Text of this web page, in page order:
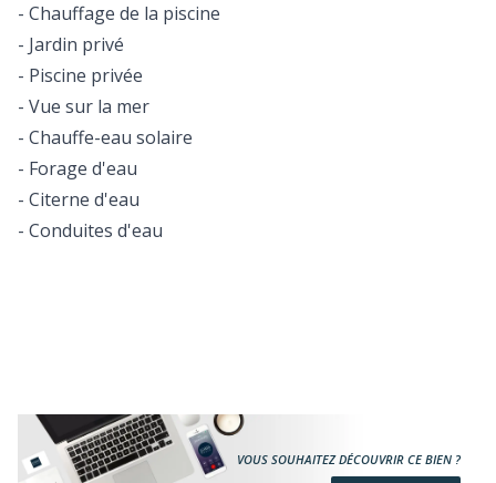
- Chauffage de la piscine
- Jardin privé
- Piscine privée
- Vue sur la mer
- Chauffe-eau solaire
- Forage d'eau
- Citerne d'eau
- Conduites d'eau
VOUS SOUHAITEZ DÉCOUVRIR CE BIEN ?